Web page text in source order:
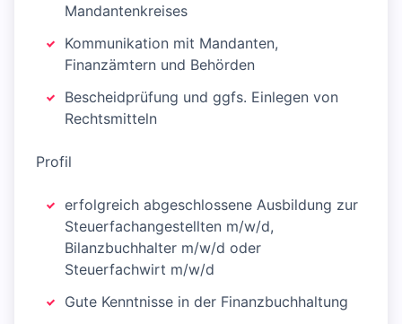
Mandantenkreises
Kommunikation mit Mandanten,
Finanzämtern und Behörden
Bescheidprüfung und ggfs. Einlegen von
Rechtsmitteln
Profil
erfolgreich abgeschlossene Ausbildung zur
Steuerfachangestellten m/w/d,
Bilanzbuchhalter m/w/d oder
Steuerfachwirt m/w/d
Gute Kenntnisse in der Finanzbuchhaltung